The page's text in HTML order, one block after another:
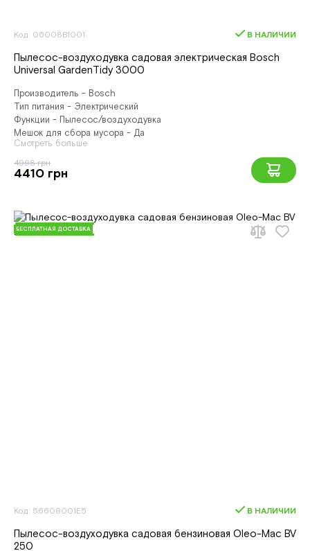
Код: 06008B1001 В НАЛИЧИИ
Пылесос-воздуходувка садовая электрическая Bosch
Universal GardenTidy 3000
Производитель - Bosch
Тип питания - Электрический
Функции - Пылесос/воздуходувка
Мешок для сбора мусора - Да
Смотреть больше
4998 грн
4410 грн
БЕСПЛАТНАЯ ДОСТАВКА
Код: 56609001E5 В НАЛИЧИИ
Пылесос-воздуходувка садовая бензиновая Oleo-Mac BV
250